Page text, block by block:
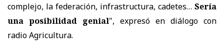
complejo, la federación, infrastructura, cadetes… Sería
una posibilidad genial", expresó en diálogo con
radio Agricultura.